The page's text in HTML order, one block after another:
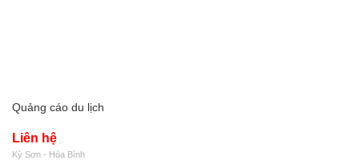
Quảng cáo du lịch
Liên hệ
Kỳ Sơn - Hòa Bình